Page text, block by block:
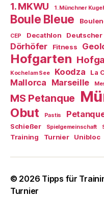
1. MKWU 1. Münchner
Boule Bleue
CEP Decathlon Deutscher
Dörhöfer Fitness
Hofgarten
Kochel am See Koodza La
Mallorca Marseille
MS Petanque
Obut Pastis
Schießer Spielgemeinschaft
Training
Turnier Unibloc
© 2026 Tipps für
Turnier